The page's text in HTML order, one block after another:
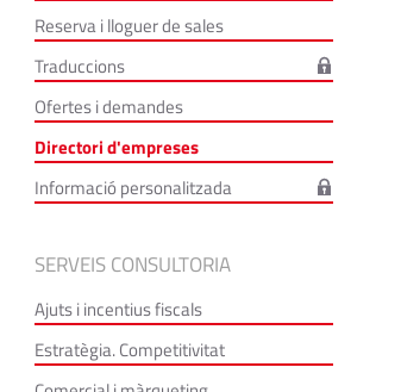
Reserva i lloguer de sales
Traduccions
Ofertes i demandes
Directori d'empreses
Informació personalitzada
SERVEIS CONSULTORIA
Ajuts i incentius fiscals
Estratègia. Competitivitat